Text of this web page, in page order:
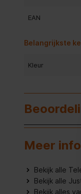
EAN
Belangrijkste
Kleur
Meer
Bekijk alle
Bekijk alle
Bekijk alles